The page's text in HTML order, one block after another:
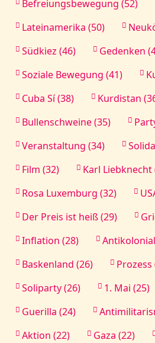
Befreiungsbewegung (52)
Lateinamerika (50)
Südkiez (46)
Gedenken
Soziale Bewegung (41)
Cuba Sí (38)
Kurdistan
Bullenschweine (35)
Veranstaltung (34)
Film (32)
Karl Liebknecht
Rosa Luxemburg (32)
Der Preis ist heiß (29)
Inflation (28)
Baskenland (26)
Prozess
Soliparty (26)
1. Mai (25)
Guerilla (24)
Aktion (22)
Gaza (22)